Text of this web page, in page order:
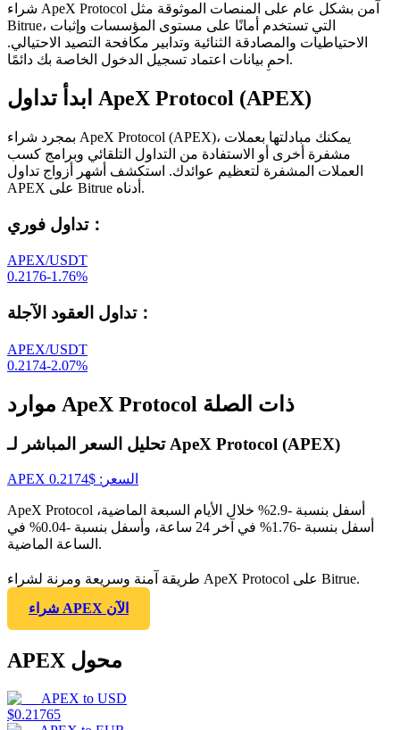
شراء ApeX Protocol آمن بشكل عام على المنصات الموثوقة مثل
Bitrue، التي تستخدم أمانًا على مستوى المؤسسات وإثبات
الاحتياطيات والمصادقة الثنائية وتدابير مكافحة التصيد الاحتيالي.
احمِ بيانات اعتماد تسجيل الدخول الخاصة بك دائمًا.
ابدأ تداول ApeX Protocol (APEX)
بمجرد شراء ApeX Protocol (APEX)، يمكنك مبادلتها بعملات
مشفرة أخرى أو الاستفادة من التداول التلقائي وبرامج كسب
العملات المشفرة لتعظيم عوائدك. استكشف أشهر أزواج تداول
APEX على Bitrue أدناه.
تداول فوري：
APEX/USDT
0.2176-1.76%
تداول العقود الآجلة：
APEX/USDT
0.2174-2.07%
موارد ApeX Protocol ذات الصلة
تحليل السعر المباشر لـ ApeX Protocol (APEX)
APEX السعر : $
0.2174
ApeX Protocol أسفل بنسبة -2.9% خلال الأيام السبعة الماضية،
أسفل بنسبة -1.76% في آخر 24 ساعة، وأسفل بنسبة -0.04% في
الساعة الماضية.
طريقة آمنة وسريعة ومرنة لشراء ApeX Protocol على Bitrue.
شراء APEX الآن
APEX محول
APEX to USD
$0.21765